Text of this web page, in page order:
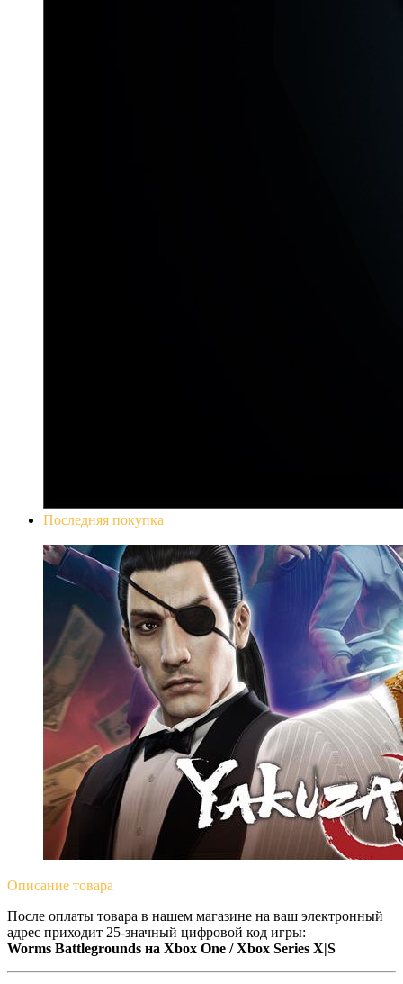
Последняя покупка
Описание товара
После оплаты товара в нашем магазине на ваш электронный
адрес приходит 25-значный цифровой код игры:
Worms Battlegrounds на Xbox One / Xbox Series X|S